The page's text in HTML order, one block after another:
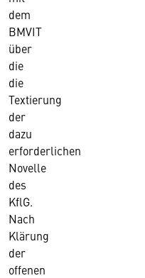
dem
BMVIT
über
die
die
Textierung
der
dazu
erforderlichen
Novelle
des
KflG.
Nach
Klärung
der
offenen